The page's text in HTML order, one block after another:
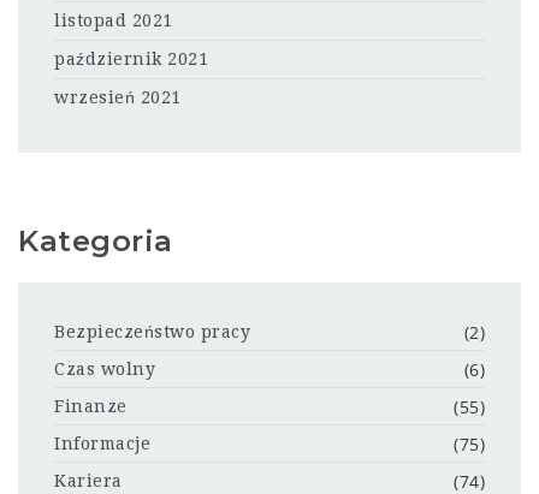
listopad 2021
październik 2021
wrzesień 2021
Kategoria
Bezpieczeństwo pracy (2)
Czas wolny (6)
Finanze (55)
Informacje (75)
Kariera (74)